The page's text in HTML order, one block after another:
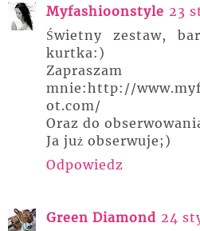
Myfashioonstyle 23
Świetny zestaw,
kurtka:)
mnie:http://
ot.com/
Oraz do
Ja już obserwuje;)
Odpowiedz
Green Diamond 24